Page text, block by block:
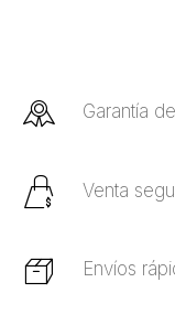
Garantía
Venta
Envíos